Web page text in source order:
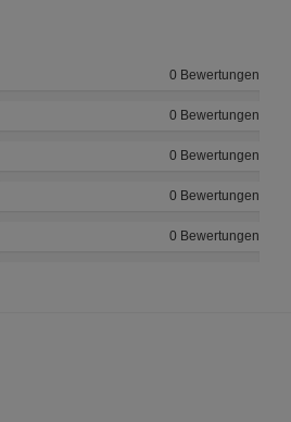
0 Bewertungen
0 Bewertungen
0 Bewertungen
0 Bewertungen
0 Bewertungen